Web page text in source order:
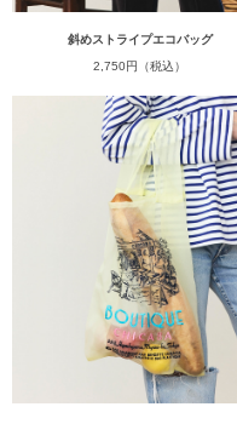
斜めストライプエコバッグ
2,750円（税込）